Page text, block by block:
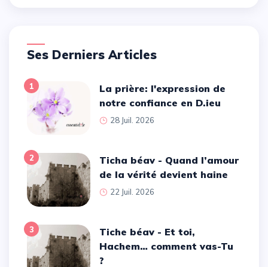
Ses Derniers Articles
1
La prière: l'expression de
notre confiance en D.ieu
28 Juil. 2026
2
Ticha béav - Quand l’amour
de la vérité devient haine
22 Juil. 2026
3
Tiche béav - Et toi,
Hachem… comment vas-Tu
?